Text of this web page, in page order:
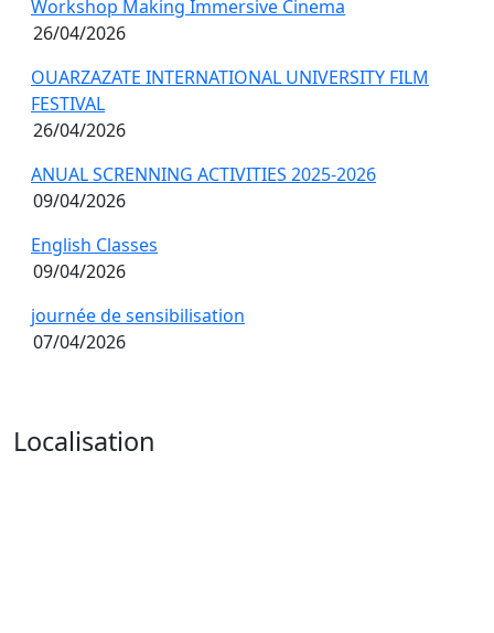
Workshop Making Immersive Cinema
26/04/2026
OUARZAZATE INTERNATIONAL UNIVERSITY FILM
FESTIVAL
26/04/2026
ANUAL SCRENNING ACTIVITIES 2025-2026
09/04/2026
English Classes
09/04/2026
journée de sensibilisation
07/04/2026
Localisation